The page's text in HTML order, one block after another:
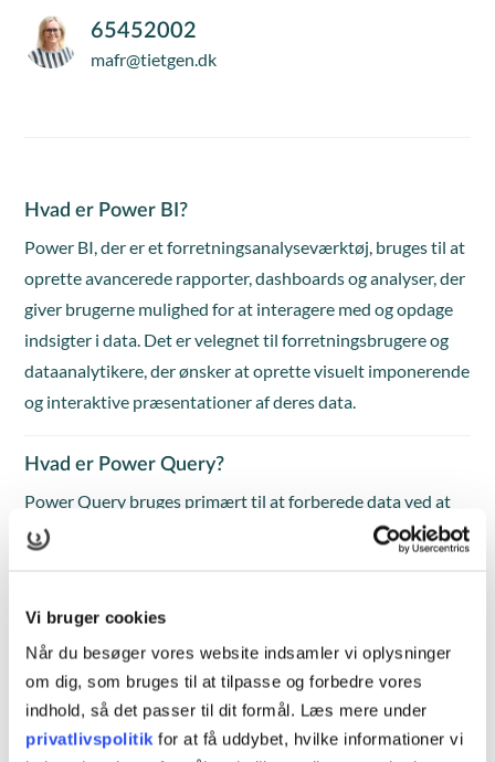
Vi bruger cookies
Når du besøger vores website indsamler vi oplysninger
om dig, som bruges til at tilpasse og forbedre vores
indhold, så det passer til dit formål. Læs mere under
privatlivspolitik for at få uddybet, hvilke informationer vi
65452002
mafr@tietgen.dk
Hvad er Power BI?
Power BI, der er et forretningsanalyseværktøj, bruges til at
oprette avancerede rapporter, dashboards og analyser, der
giver brugerne mulighed for at interagere med og opdage
indsigter i data. Det er velegnet til forretningsbrugere og
dataanalytikere, der ønsker at oprette visuelt imponerende
og interaktive præsentationer af deres data.
Hvad er Power Query?
Power Query bruges primært til at forberede data ved at
importere, rense og omforme dem, før de bruges i analyser
kilder uden at skulle skrive komplekse scripts.